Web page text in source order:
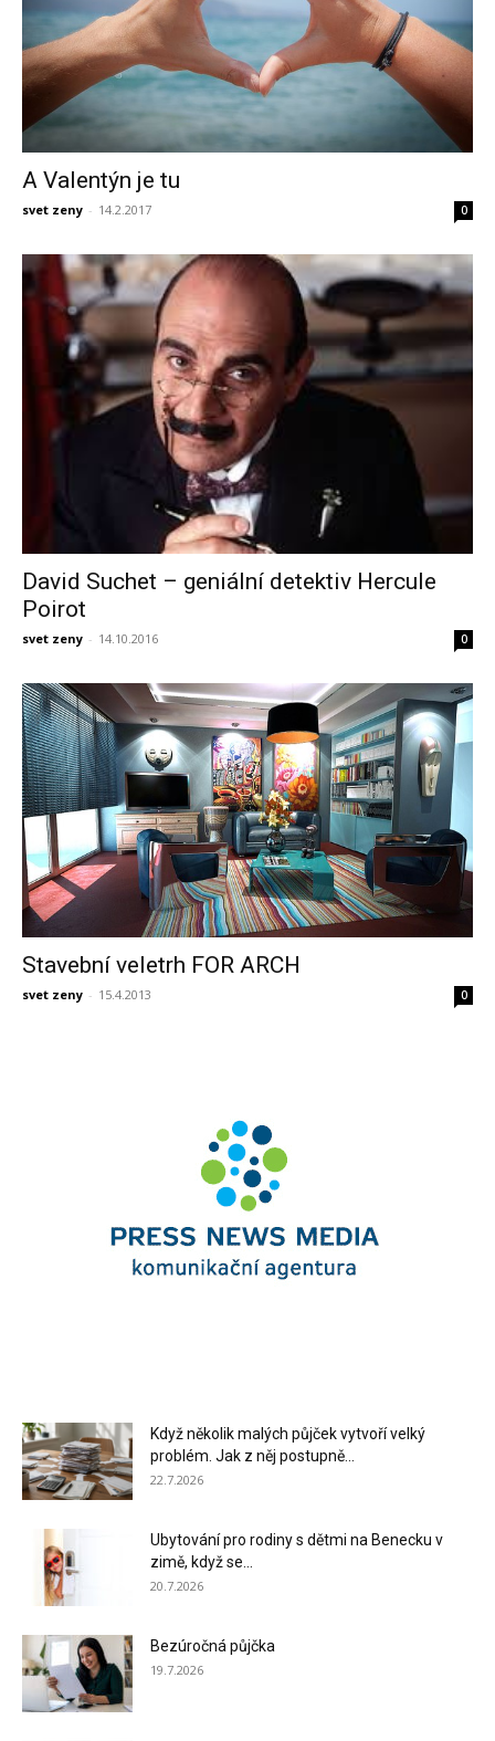
A Valentýn je tu
svet zeny - 14.2.2017 0
David Suchet – geniální detektiv Hercule
Poirot
svet zeny - 14.10.2016 0
Stavební veletrh FOR ARCH
svet zeny - 15.4.2013 0
Když několik malých půjček vytvoří velký
problém. Jak z něj postupně...
22.7.2026
Ubytování pro rodiny s dětmi na Benecku v
zimě, když se...
20.7.2026
Bezúročná půjčka
19.7.2026